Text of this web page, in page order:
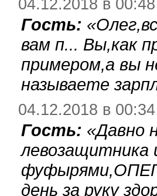
04.12.2018 в 00:48
Гость: «
вам п... Вы,как
примером,а вы
называете
04.12.2018 в 00:34
Гость: «Давно
левозащитника
день за руку